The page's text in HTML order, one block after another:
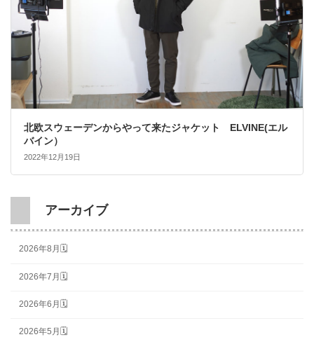
北欧スウェーデンからやって来たジャケット ELVINE(エル
バイン）
2022年12月19日
アーカイブ
2026年8月🗓
2026年7月🗓
2026年6月🗓
2026年5月🗓